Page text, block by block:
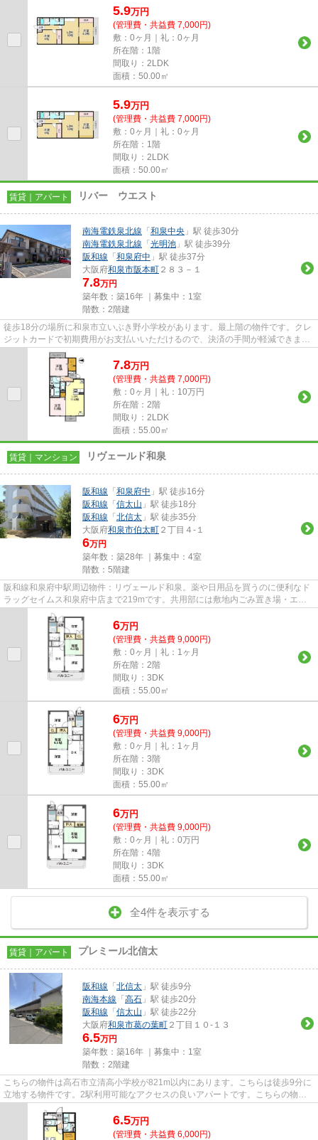
5.9万円
(管理費・共益費 7,000円)
敷：0ヶ月｜礼：0ヶ月
所在階：1階
間取り：2LDK
面積：50.00㎡
5.9万円
(管理費・共益費 7,000円)
敷：0ヶ月｜礼：0ヶ月
所在階：1階
間取り：2LDK
面積：50.00㎡
賃貸｜アパート リバー ウエスト
南海電鉄泉北線 「 和泉中央 」駅 徒歩30分
南海電鉄泉北線 「 光明池 」駅 徒歩39分
阪和線 「 和泉府中 」駅 徒歩37分
大阪府和泉市阪本町 ２８３－１
7.8万円
築年数：築16年 ｜募集中： 1室
階数：2階建
徒歩18分の場所に和泉市立いぶき野小学校があります。最上階の物件です。クレ
ジットカードで初期費用がお支払いいただけるので、決済の手間が軽減できま
す。こちらの物件はアパートで...
7.8万円
(管理費・共益費 7,000円)
敷：0ヶ月｜礼：10万円
所在階：2階
間取り：2LDK
面積：55.00㎡
賃貸｜マンション リヴェールド和泉
阪和線 「 和泉府中 」駅 徒歩16分
阪和線 「 信太山 」駅 徒歩18分
阪和線 「 北信太 」駅 徒歩35分
大阪府和泉市伯太町 ２丁目４-１
6万円
築年数：築28年 ｜募集中： 4室
階数：5階建
阪和線和泉府中駅周辺物件：リヴェールド和泉。薬や日用品を買うのに便利なド
ラッグセイムス和泉府中店まで219mです。共用部には敷地内ごみ置き場・エレ
ベータなど様々な設備やサービ...
6万円
(管理費・共益費 9,000円)
敷：0ヶ月｜礼：1ヶ月
所在階：2階
間取り：3DK
面積：55.00㎡
6万円
(管理費・共益費 9,000円)
敷：0ヶ月｜礼：1ヶ月
所在階：3階
間取り：3DK
面積：55.00㎡
6万円
(管理費・共益費 9,000円)
敷：0ヶ月｜礼：0万円
所在階：4階
間取り：3DK
面積：55.00㎡
全4件を表示する
賃貸｜アパート プレミール北信太
阪和線 「 北信太 」駅 徒歩9分
南海本線 「 高石 」駅 徒歩20分
阪和線 「 信太山 」駅 徒歩22分
大阪府和泉市葛の葉町 ２丁目１０-１３
6.5万円
築年数：築16年 ｜募集中： 1室
階数：2階建
こちらの物件は高石市立清高小学校が821m以内にあります。こちらは徒歩9分に
立地する物件です。2駅利用可能なアクセスの良いアパートです。こちらの物件
はアパートです。まだ気になる...
6.5万円
(管理費・共益費 6,000円)